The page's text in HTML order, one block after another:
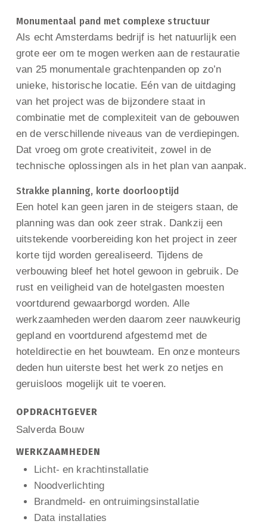
Monumentaal pand met complexe structuur
Als echt Amsterdams bedrijf is het natuurlijk een
grote eer om te mogen werken aan de restauratie
van 25 monumentale grachtenpanden op zo’n
unieke, historische locatie. Eén van de uitdaging
van het project was de bijzondere staat in
combinatie met de complexiteit van de gebouwen
en de verschillende niveaus van de verdiepingen.
Dat vroeg om grote creativiteit, zowel in de
technische oplossingen als in het plan van aanpak.
Strakke planning, korte doorlooptijd
Een hotel kan geen jaren in de steigers staan, de
planning was dan ook zeer strak. Dankzij een
uitstekende voorbereiding kon het project in zeer
korte tijd worden gerealiseerd. Tijdens de
verbouwing bleef het hotel gewoon in gebruik. De
rust en veiligheid van de hotelgasten moesten
voortdurend gewaarborgd worden. Alle
werkzaamheden werden daarom zeer nauwkeurig
gepland en voortdurend afgestemd met de
hoteldirectie en het bouwteam. En onze monteurs
deden hun uiterste best het werk zo netjes en
geruisloos mogelijk uit te voeren.
OPDRACHTGEVER
Salverda Bouw
WERKZAAMHEDEN
Licht- en krachtinstallatie
Noodverlichting
Brandmeld- en ontruimingsinstallatie
Data installaties